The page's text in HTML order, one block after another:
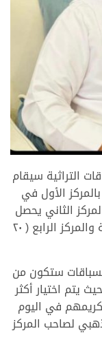
التراثية سيقام
الأول في
وصاحب المركز الثاني يحصل
على ( ٤٠ ) نقطة والمركز الثالث ( ٣٠ ) نقطة والمركز الرابع ( ٢٠
ستكون من
يتم اختيار أكثر
في اليوم
لصاحب المركز